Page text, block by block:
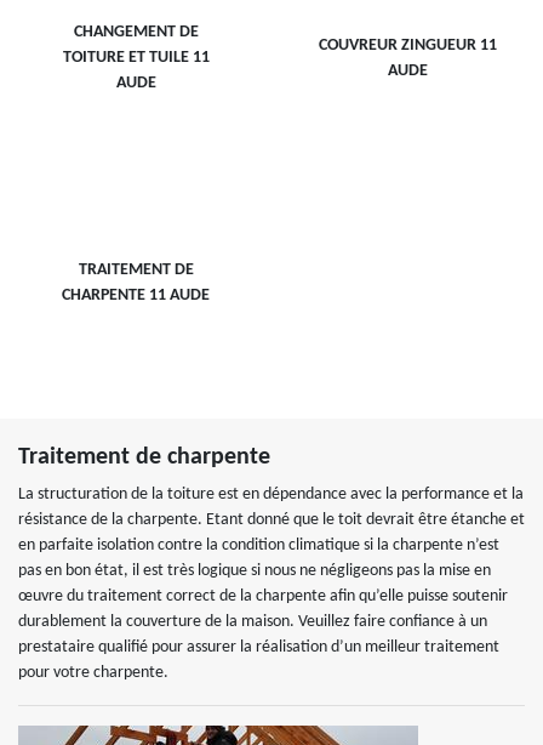
CHANGEMENT DE
TOITURE ET TUILE 11
AUDE
COUVREUR ZINGUEUR 11
AUDE
TRAITEMENT DE
CHARPENTE 11 AUDE
Traitement de charpente
La structuration de la toiture est en dépendance avec la performance et la
résistance de la charpente. Etant donné que le toit devrait être étanche et
en parfaite isolation contre la condition climatique si la charpente n’est
pas en bon état, il est très logique si nous ne négligeons pas la mise en
œuvre du traitement correct de la charpente afin qu’elle puisse soutenir
durablement la couverture de la maison. Veuillez faire confiance à un
prestataire qualifié pour assurer la réalisation d’un meilleur traitement
pour votre charpente.